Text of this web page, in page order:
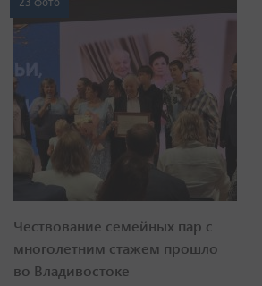
Чествование семейных пар с
многолетним стажем прошло
во Владивостоке